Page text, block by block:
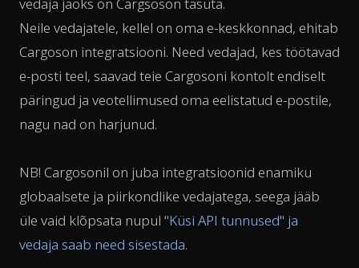
Neile vedajatele, kellel on oma e-keskkonnad, ehitab
Cargoson integratsiooni. Need vedajad, kes töötavad
e-posti teel, saavad teie Cargosoni kontolt endiselt
päringud ja veotellimused oma eelistatud e-postile,
nagu nad on harjunud.
NB! Cargosonil on juba integratsioonid enamiku
globaalsete ja piirkondlike vedajatega, seega jääb
üle vaid klõpsata nupul "Küsi API tunnused" ja
vedaja saab need sisestada.